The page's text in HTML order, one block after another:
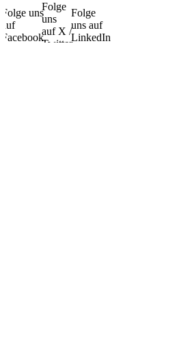
Folge uns
auf
Facebook
Folge
uns
auf X /
Twitter
Folge
uns auf
LinkedIn